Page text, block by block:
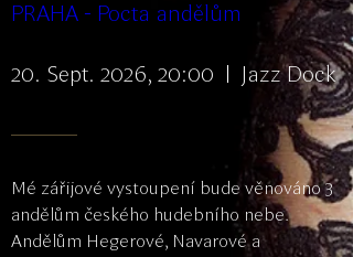
PRAHA - Pocta andělům
20. Sept. 2026, 20:00 Jazz Dock
Mé zářijové vystoupení bude věnováno 3
andělům českého hudebního nebe.
Andělům Hegerové, Navarové a